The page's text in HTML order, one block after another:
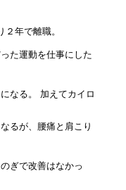
年で離職。
た運動を仕事にした
なる。 加えてカイロ
るが、腰痛と肩こり
ぎで改善はなかっ